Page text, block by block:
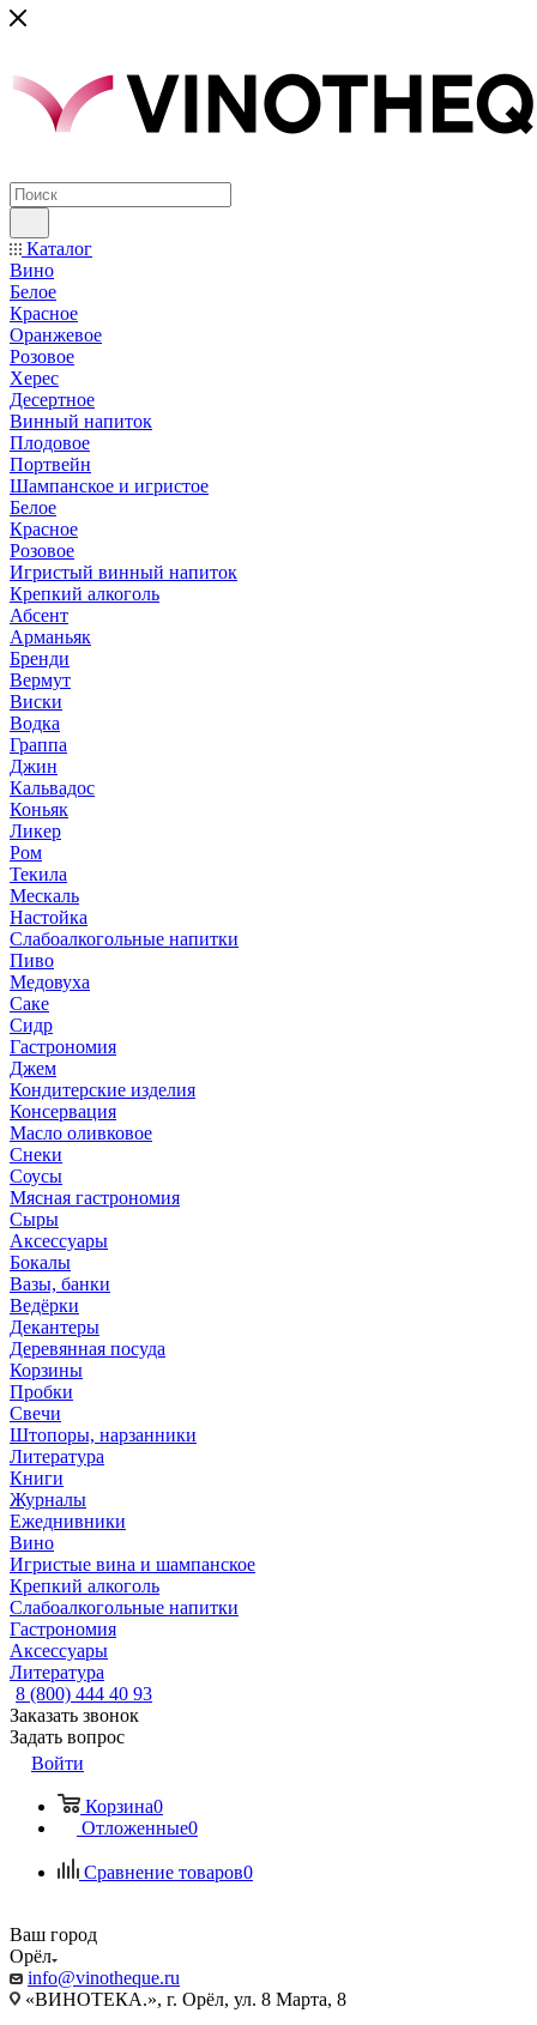
Каталог
Вино
Белое
Красное
Оранжевое
Розовое
Херес
Десертное
Винный напиток
Плодовое
Портвейн
Шампанское и игристое
Белое
Красное
Розовое
Игристый винный напиток
Крепкий алкоголь
Абсент
Арманьяк
Бренди
Вермут
Виски
Водка
Граппа
Джин
Кальвадос
Коньяк
Ликер
Ром
Текила
Мескаль
Настойка
Слабоалкогольные напитки
Пиво
Медовуха
Саке
Сидр
Гастрономия
Джем
Кондитерские изделия
Консервация
Масло оливковое
Снеки
Соусы
Мясная гастрономия
Сыры
Аксессуары
Бокалы
Вазы, банки
Ведёрки
Декантеры
Деревянная посуда
Корзины
Пробки
Свечи
Штопоры, нарзанники
Литература
Книги
Журналы
Ежеднивники
Вино
Игристые вина и шампанское
Крепкий алкоголь
Слабоалкогольные напитки
Гастрономия
Аксессуары
Литература
8 (800) 444 40 93
Заказать звонок
Задать вопрос
Войти
Корзина0
Отложенные0
Сравнение товаров0
Ваш город
Орёл
info@vinotheque.ru
«ВИНОТЕКА.», г. Орёл, ул. 8 Марта, 8